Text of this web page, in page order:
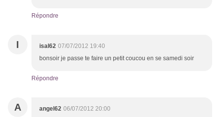
Répondre
I isal62 07/07/2012 19:40
bonsoir je passe te faire un petit coucou en se samedi soir
Répondre
A angel62 06/07/2012 20:00